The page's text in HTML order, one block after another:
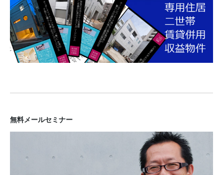
無料メールセミナー